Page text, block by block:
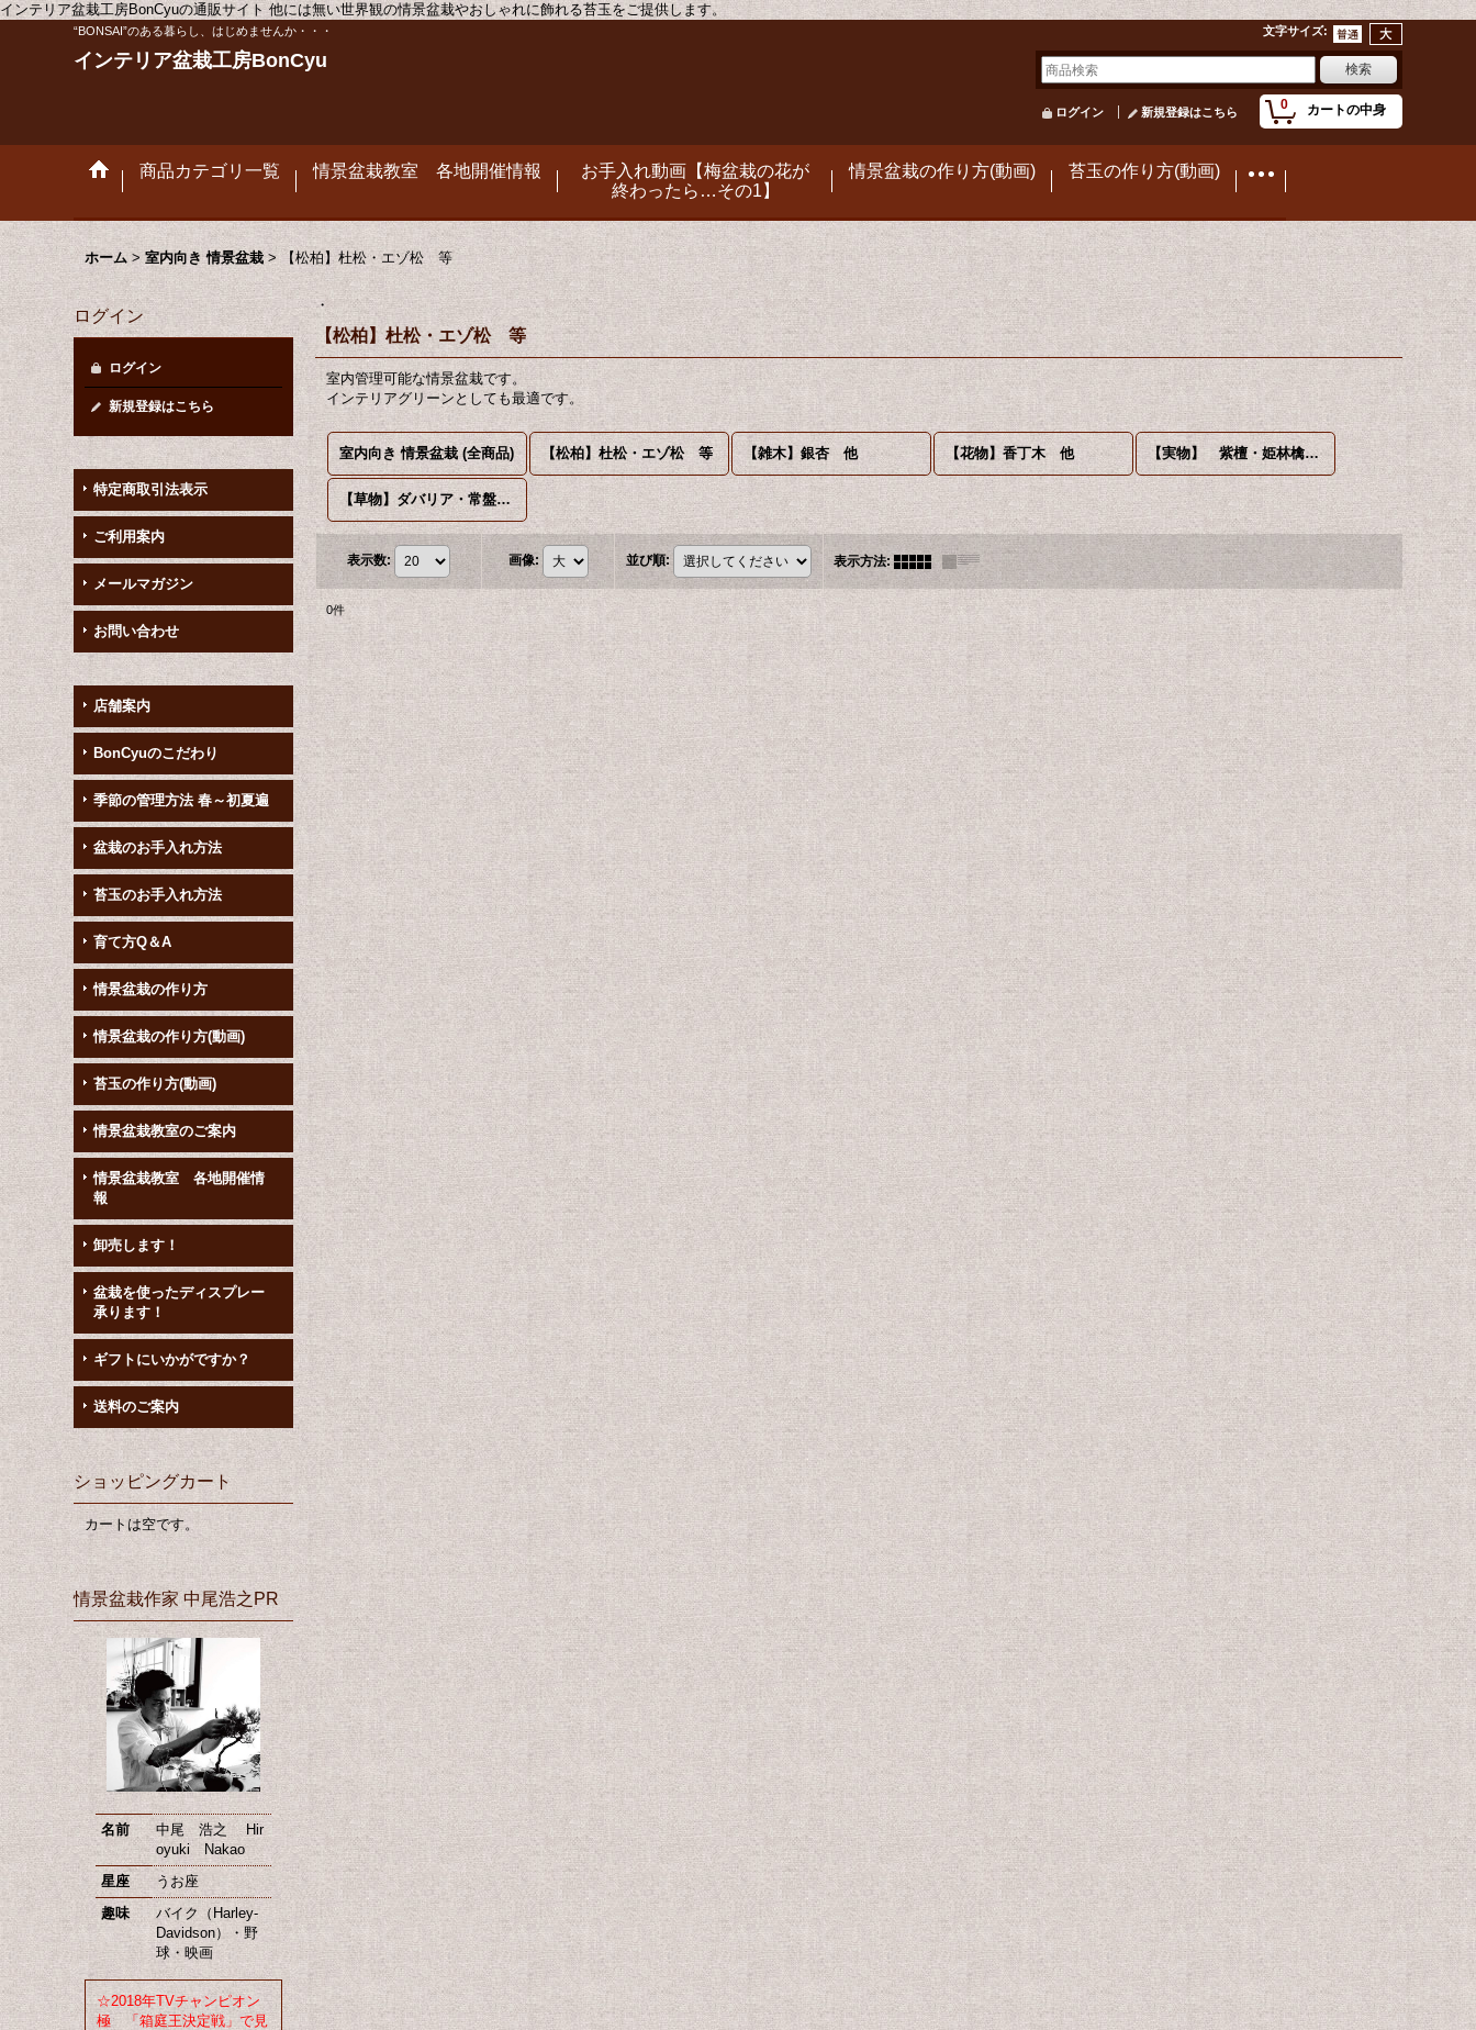
インテリア盆栽工房BonCyuの通販サイト 他には無い世界観の情景盆栽やおしゃれに飾れる苔玉をご提供します。
“BONSAI”のある暮らし、はじめませんか・・・ 文字サイズ:
インテリア盆栽工房BonCyu
0 カートの中身
ログイン 新規登録はこちら
商品カテゴリ一覧 情景盆栽教室 各地開催情報
お手入れ動画【梅盆栽の花が
終わったら…その1】
情景盆栽の作り方(動画) 苔玉の作り方(動画)
ホーム > 室内向き 情景盆栽 > 【松柏】杜松・エゾ松 等
ログイン
ログイン
新規登録はこちら
特定商取引法表示
ご利用案内
メールマガジン
お問い合わせ
店舗案内
BonCyuのこだわり
季節の管理方法 春～初夏遍
盆栽のお手入れ方法
苔玉のお手入れ方法
育て方Q＆A
情景盆栽の作り方
情景盆栽の作り方(動画)
苔玉の作り方(動画)
情景盆栽教室のご案内
情景盆栽教室 各地開催情
報
卸売します！
盆栽を使ったディスプレー
承ります！
ギフトにいかがですか？
送料のご案内
ショッピングカート
カートは空です。
情景盆栽作家 中尾浩之PR
名前
中尾 浩之 Hir
oyuki Nakao
星座
うお座
趣味
バイク（Harley-
Davidson）・野
球・映画
☆2018年TVチャンピオン
極 「箱庭王決定戦」で見
・
【松柏】杜松・エゾ松 等
室内管理可能な情景盆栽です。
インテリアグリーンとしても最適です。
室内向き 情景盆栽 (全商品) 【松柏】杜松・エゾ松 等 【雑木】銀杏 他 【花物】香丁木 他 【実物】 紫檀・姫林檎・老爺柿・まゆみ 他
【草物】ダバリア・常盤シノブ・セキショウ 他
表示数: 画像: 並び順: 表示方法:
0件